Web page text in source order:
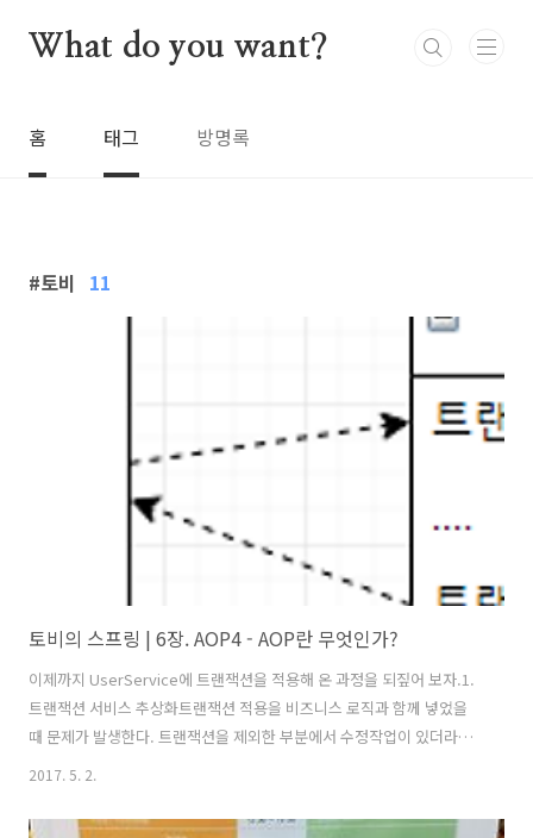
What do you want?
홈 태그 방명록
토비 11
토비의 스프링 | 6장. AOP4 - AOP란 무엇인가?
이제까지 UserService에 트랜잭션을 적용해 온 과정을 되짚어 보자.1.
트랜잭션 서비스 추상화트랜잭션 적용을 비즈니스 로직과 함께 넣었을
때 문제가 발생한다. 트랜잭션을 제외한 부분에서 수정작업이 있더라도
트랜잭션 적용 코드를 수정해야 하는 심각한 문제가 있었다. 그래서 인터
를 수행하였다. 트랜잭션 적용은 더 이상 비즈니스 로직 코드에는 영향을
2017. 5. 2.